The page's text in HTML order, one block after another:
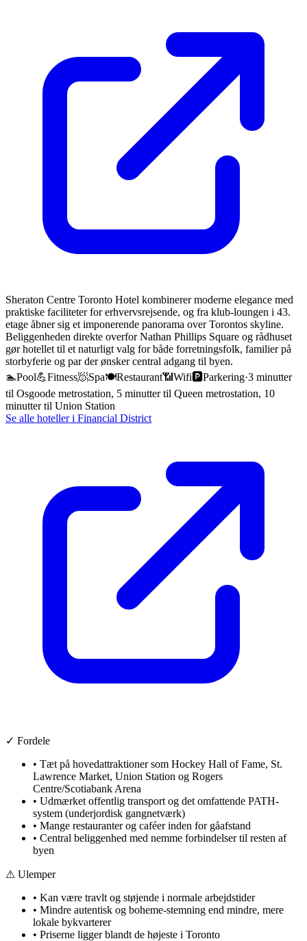
Sheraton Centre Toronto Hotel kombinerer moderne elegance med
praktiske faciliteter for erhvervsrejsende, og fra klub-loungen i 43.
etage åbner sig et imponerende panorama over Torontos skyline.
Beliggenheden direkte overfor Nathan Phillips Square og rådhuset
gør hotellet til et naturligt valg for både forretningsfolk, familier på
storbyferie og par der ønsker central adgang til byen.
🏊Pool💪Fitness🧖Spa🍽️Restaurant📶 Wifi🅿️Parkering·3 minutter
til Osgoode metrostation, 5 minutter til Queen metrostation, 10
minutter til Union Station
Se alle hoteller i Financial District
✓ Fordele
• Tæt på hovedattraktioner som Hockey Hall of Fame, St.
Lawrence Market, Union Station og Rogers
Centre/Scotiabank Arena
• Udmærket offentlig transport og det omfattende PATH-
system (underjordisk gangnetværk)
• Mange restauranter og caféer inden for gåafstand
• Central beliggenhed med nemme forbindelser til resten af
byen
⚠ Ulemper
• Kan være travlt og støjende i normale arbejdstider
• Mindre autentisk og boheme-stemning end mindre, mere
lokale bykvarterer
• Priserne ligger blandt de højeste i Toronto